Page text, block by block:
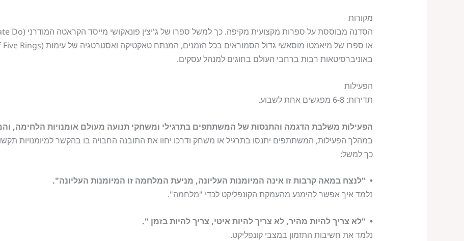
מקורות
הסדנה מבוססת על ספרות מקצועית מקיפה. כך למשל ספרו של ג'יצין פונאקושי מייסד הקראטה המודרני (Funakoshi Gichin, "Karate Do).
באוניברסיטאות רבות ברחבי העולם בחוגים למנהל עסקים.
הפעילות
תדירות: 6-8 מפגשים אחת לשבוע.
הפעילות משלבת הדגמה והתנסות של המשתתפים בתרגילי ומשחקי תנועה מעולם אומנויות הלחימה,
במהלך הפעילות, המשתתפים יתנסו בתרגיל או משחק ודרכו יחוו את התובנה החבויה בו בהקשר למיומנויות
כך למשל:
• "לנצח במאה קרבות זו אינה המיומנות העליונה, מניעת המלחמה זו המיומנות העליונה".
נלמד איך אפשר להימנע מהעמקת הקונפליקט לכדי "מלחמה".
• "לא צריך להיות מהיר, לא צריך להיות איטי, צריך להיות בזמן ".
נלמד את חשיבות התזמון במצבי קונפליקט.